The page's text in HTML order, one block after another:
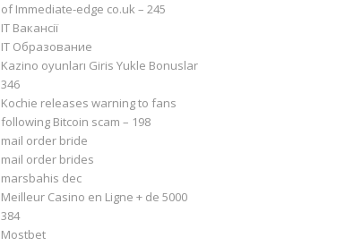
of Immediate-edge co.uk – 245
IT Вакансії
IT Образование
Kazino oyunları Giris Yukle Bonuslar
346
Kochie releases warning to fans
following Bitcoin scam – 198
mail order bride
mail order brides
marsbahis dec
Meilleur Casino en Ligne + de 5000
384
Mostbet